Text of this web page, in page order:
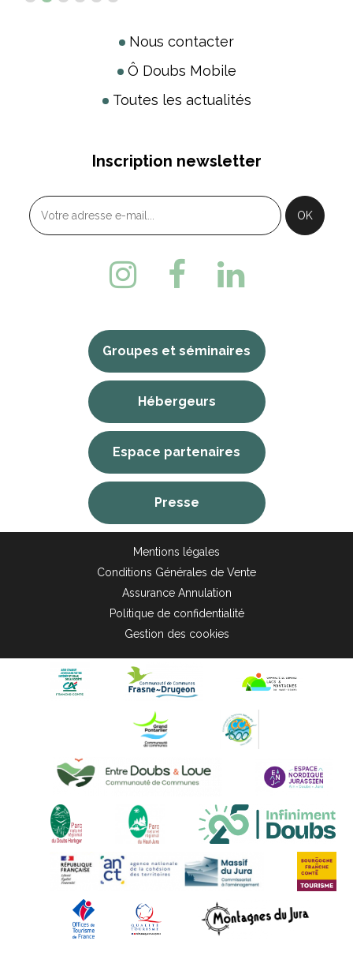
Nous contacter
Ô Doubs Mobile
Toutes les actualités
Inscription newsletter
Groupes et séminaires
Hébergeurs
Espace partenaires
Presse
Mentions légales
Conditions Générales de Vente
Assurance Annulation
Politique de confidentialité
Gestion des cookies